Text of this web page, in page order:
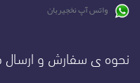
واتس آپ نخجیربان
نحوه ی سفارش و ارسال